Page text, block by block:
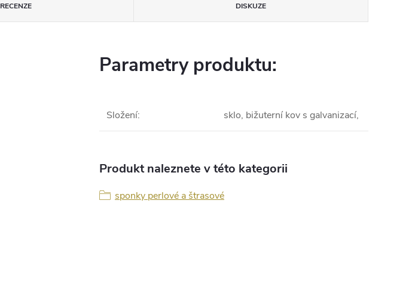
RECENZE DISKUZE
Parametry produktu:
Složení: sklo, bižuterní kov s galvanizací,
Produkt naleznete v této kategorii
sponky perlové a štrasové